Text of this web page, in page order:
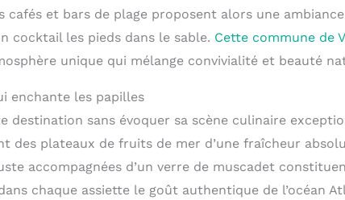
cafés et bars de plage proposent alors une ambiance
cocktail les pieds dans le sable. Cette commune de
unique qui mélange convivialité et beauté
enchante les papilles
destination sans évoquer sa scène culinaire
des plateaux de fruits de mer d’une fraîcheur
accompagnées d’un verre de muscadet
chaque assiette le goût authentique de l’océan